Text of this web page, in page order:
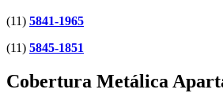
(11) 5841-1965
(11) 5845-1851
Cobertura Metálica